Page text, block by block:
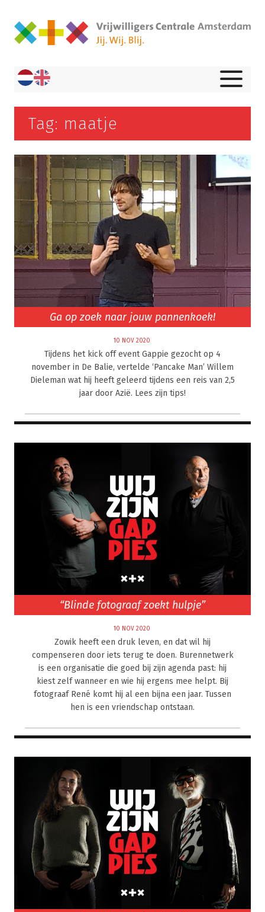
Tag: maatje
Ga op zoek naar jouw pannenkoek!
10 NOV 2020
Tijdens het kick off event Gappie gezocht op 4
november in De Balie, vertelde ‘Pancake Man’ Willem
Dieleman wat hij heeft geleerd tijdens een reis van 2,5
jaar door Azië. Lees zijn tips!
“Blinde fotograaf zoekt hulpje”
10 NOV 2020
Zowik heeft een druk leven, en dat wil hij
compenseren door iets terug te doen. Burennetwerk
is een organisatie die goed bij zijn agenda past: hij
kiest zelf wanneer en wie hij ergens mee helpt. Bij
fotograaf René komt hij al een bijna een jaar. Tussen
hen is een vriendschap ontstaan.